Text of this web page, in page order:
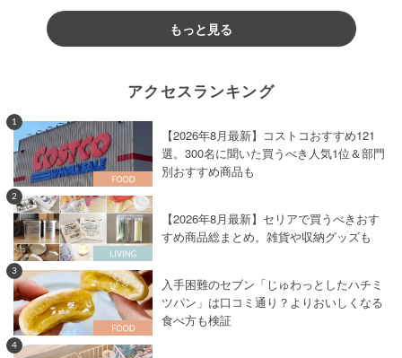
もっと見る
アクセスランキング
1
【2026年8月最新】コストコおすすめ121
選。300名に聞いた買うべき人気1位＆部門
別おすすめ商品も
2
【2026年8月最新】セリアで買うべきおす
すめ商品総まとめ。雑貨や収納グッズも
3
入手困難のセブン「じゅわっとしたハチミ
ツパン」は口コミ通り？よりおいしくなる
食べ方も検証
4